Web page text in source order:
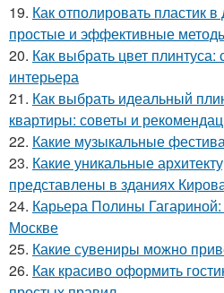
19. Как отполировать пластик
простые и эффективные
20. Как выбрать цвет
интерьера
21. Как выбрать идеальный
квартиры: советы и
22. Какие музыкальные
23. Какие уникальные
представлены в зданиях
24. Карьера Полины
Москве
25. Какие сувениры можно
26. Как красиво оформить